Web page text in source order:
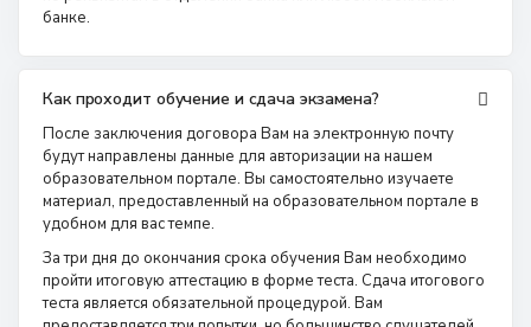
банке.
Как проходит обучение и сдача экзамена?
После заключения договора Вам на электронную почту
будут направлены данные для авторизации на нашем
образовательном портале. Вы самостоятельно изучаете
материал, предоставленный на образовательном портале в
удобном для вас темпе.
За три дня до окончания срока обучения Вам необходимо
пройти итоговую аттестацию в форме теста. Сдача итогового
теста является обязательной процедурой. Вам